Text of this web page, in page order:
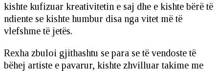
kishte kufizuar kreativitetin e saj dhe e kishte bërë të
ndiente se kishte humbur disa nga vitet më të
vlefshme të jetës.
Rexha zbuloi gjithashtu se para se të vendoste të
bëhej artiste e pavarur, kishte zhvilluar takime me